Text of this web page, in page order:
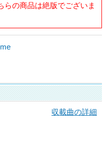
の商品は絶版でございま
収載曲の詳細